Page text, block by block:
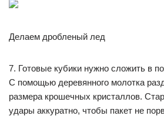
Делаем дробленый лед
7. Готовые кубики нужно сложить в
С помощью деревянного молотка
размера крошечных кристаллов.
удары аккуратно, чтобы пакет не